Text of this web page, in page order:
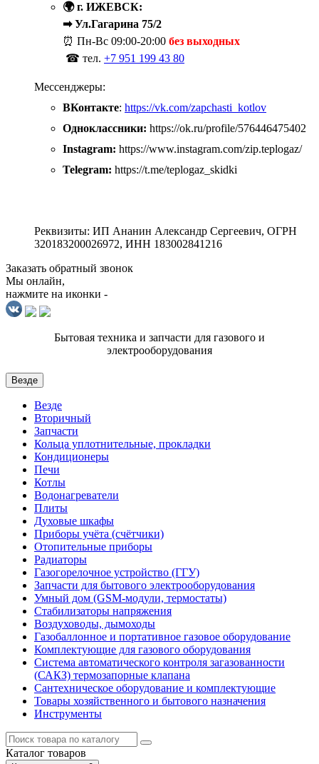
🌍 г. ИЖЕВСК:
➡ Ул.Гагарина 75/2
⏰ Пн-Вс 09:00-20:00 без выходных
☎ тел. +7 951 199 43 80
Мессенджеры:
ВКонтакте: https://vk.com/zapchasti_kotlov
Одноклассники: https://ok.ru/profile/576446475402
Instagram: https://www.instagram.com/zip.teplogaz/
Telegram: https://t.me/teplogaz_skidki
Реквизиты: ИП Ананин Александр Сергеевич, ОГРН
320183200026972, ИНН 183002841216
Заказать обратный звонок
Мы онлайн,
нажмите на иконки -
Бытовая техника и запчасти для газового и
электрооборудования
Везде
Везде
Вторичный
Запчасти
Кольца уплотнительные, прокладки
Кондиционеры
Печи
Котлы
Водонагреватели
Плиты
Духовые шкафы
Приборы учёта (счётчики)
Отопительные приборы
Радиаторы
Газогорелочное устройство (ГГУ)
Запчасти для бытового электрооборудования
Умный дом (GSM-модули, термостаты)
Cтабилизаторы напряжения
Воздуховоды, дымоходы
Газобаллонное и портативное газовое оборудование
Комплектующие для газового оборудования
Система автоматического контроля загазованности
(САКЗ) термозапорные клапана
Сантехническое оборудование и комплектующие
Товары хозяйственного и бытового назначения
Инструменты
Каталог товаров